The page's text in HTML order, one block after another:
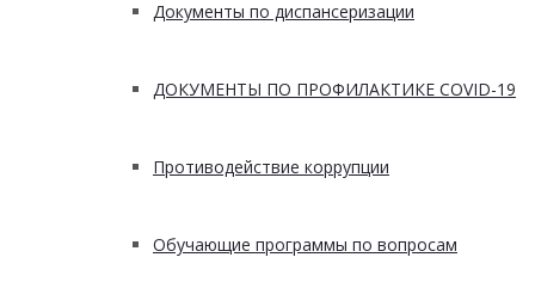
Документы по диспансеризации
ДОКУМЕНТЫ ПО ПРОФИЛАКТИКЕ COVID-19
Противодействие коррупции
Обучающие программы по вопросам